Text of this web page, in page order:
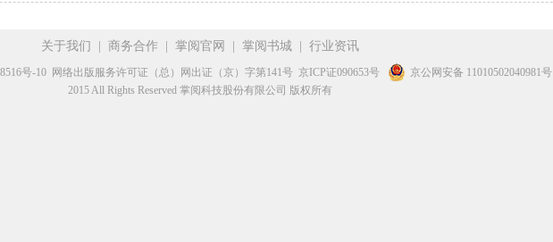
关于我们 商务合作 掌阅官网 掌阅书城 行业资讯
号-10 网络出版服务许可证（总）网出证（京）字第141号 京ICP证090653号
京公网安备 11010502040981号
2015 All Rights Reserved 掌阅科技股份有限公司 版权所有